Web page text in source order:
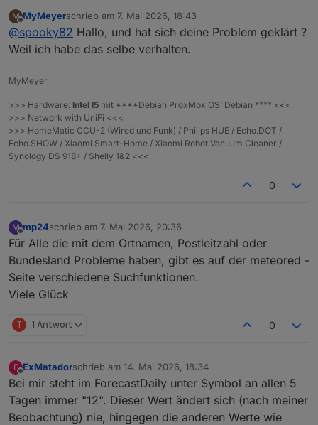
zurecht, denn meine Location wird nicht gefunden.
Was mache ich falsch?
M
Offline
MyMeyerschrieb am 7. Mai 2026, 18:43
zuletzt editiert von
@spooky82 Hallo, und hat sich deine Problem geklärt ?
Weil ich habe das selbe verhalten.
MyMeyer
>>> Hardware: Intel I5 mit ****Debian ProxMox OS: Debian **** <<<
>>> Network with UniFi <<<
>>> HomeMatic CCU-2 (Wired und Funk) / Philips HUE / Echo.DOT /
Echo.SHOW / Xiaomi Smart-Home / Xiaomi Robot Vacuum Cleaner /
Synology DS 918+ / Shelly 1&2 <<<
0
M
Offline
mp24schrieb am 7. Mai 2026, 20:36
zuletzt editiert von
Für Alle die mit dem Ortnamen, Postleitzahl oder
Bundesland Probleme haben, gibt es auf der meteored -
Seite verschiedene Suchfunktionen.
Viele Glück
T 1 Antwort 0
E
Offline
ExMatadorschrieb am 14. Mai 2026, 18:34
zuletzt editiert von
Bei mir steht im ForecastDaily unter Symbol an allen 5
Tagen immer "12". Dieser Wert ändert sich (nach meiner
Beobachtung) nie, hingegen die anderen Werte wie